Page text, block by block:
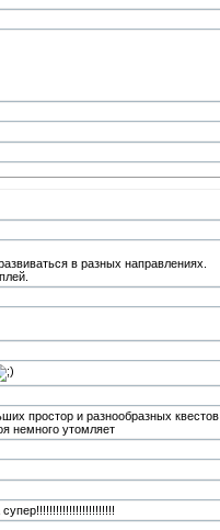
в разных направлениях.
простор и разнообразных
немного утомляет
супер!!!!!!!!!!!!!!!!!!!!!!!!